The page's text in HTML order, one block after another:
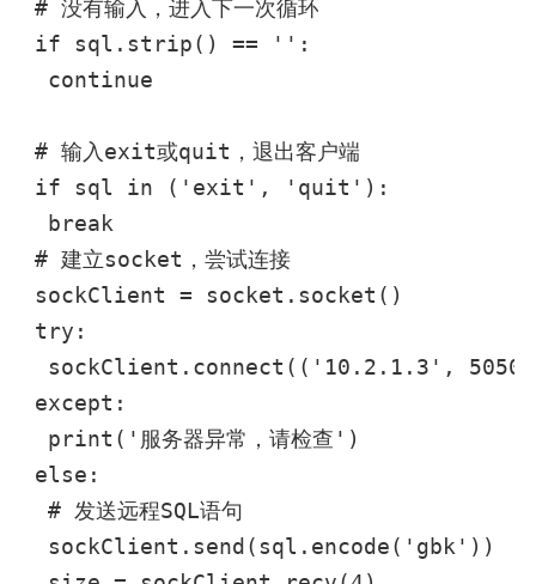
# 没有输入，进入下一次循环
if sql.strip() == '':
  continue
# 输入exit或quit，退出客户端
if sql in ('exit', 'quit'):
  break
# 建立socket，尝试连接
sockClient = socket.socket()
try:
sockClient.connect(('10.2.1.3',
except:
  print('服务器异常，请检查')
else:
  # 发送远程SQL语句
  sockClient.send(sql.encode('gbk'))